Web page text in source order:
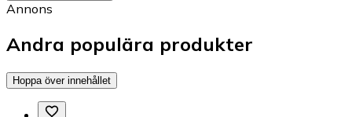
Annons
Andra populära produkter
Hoppa över innehållet